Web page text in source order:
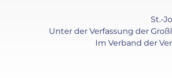
St.-
Unter der Verfassung der
Im Verband der